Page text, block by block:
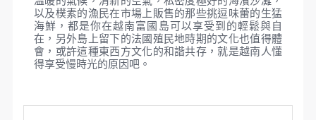
『富國島』 坐落在越南的南部，以其迷人海灘和質樸